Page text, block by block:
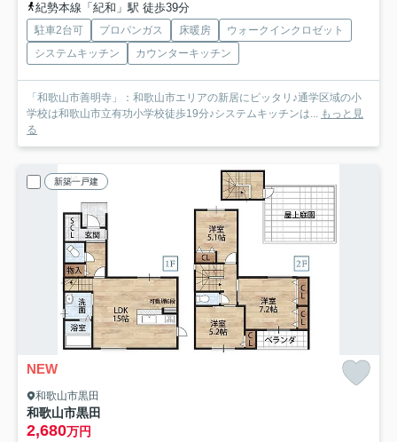
紀勢本線「紀和」駅 徒歩39分
駐車2台可 プロパンガス 床暖房
ウォークインクロゼット
システムキッチン
カウンターキッチン
「和歌山市善明寺」：和歌山市エリアの新居にピッタリ♪通学区域の小
学校は和歌山市立有功小学校徒歩19分♪システムキッチンは... もっと見
る
新築一戸建
NEW
和歌山市黒田
和歌山市黒田
2,680万円